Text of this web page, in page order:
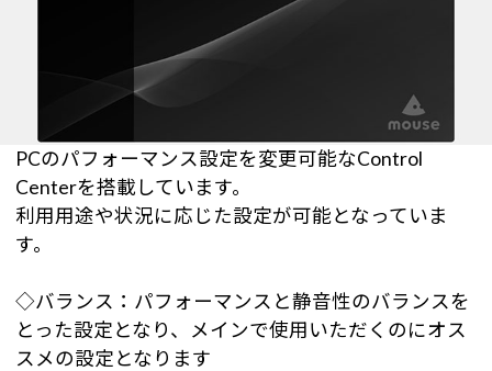
PCのパフォーマンス設定を変更可能なControl
Centerを搭載しています。
利用用途や状況に応じた設定が可能となっていま
す。
◇バランス：パフォーマンスと静音性のバランスを
とった設定となり、メインで使用いただくのにオス
スメの設定となります